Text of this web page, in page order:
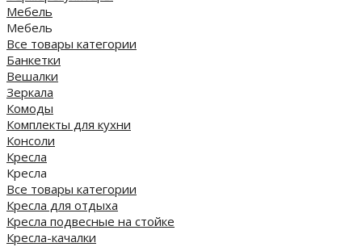
Мебель
Мебель
Все товары категории
Банкетки
Вешалки
Зеркала
Комоды
Комплекты для кухни
Консоли
Кресла
Кресла
Все товары категории
Кресла для отдыха
Кресла подвесные на стойке
Кресла-качалки